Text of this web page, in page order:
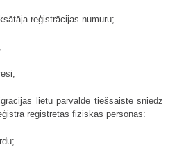
reģistrācijas numuru;
lietu pārvalde tiešsaistē sniedz
reģistrētas fiziskās personas: